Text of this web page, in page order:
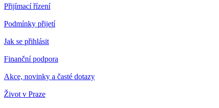
Přijímací řízení
Podmínky přijetí
Jak se přihlásit
Finanční podpora
Akce, novinky a časté dotazy
Život v Praze